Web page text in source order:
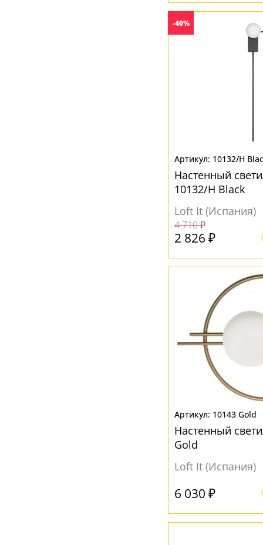
-40%
10132/H
Настенный
10132/H Black
Loft It (Испания)
4 710 ₽
2 826 ₽
10143 Gold
Настенный
Gold
Loft It (Испания)
6 030 ₽